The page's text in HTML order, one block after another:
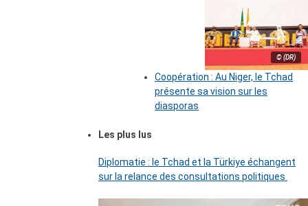
© (DR)
Coopération : Au Niger, le Tchad
présente sa vision sur les
diasporas
Les plus lus
Diplomatie : le Tchad et la Türkiye échangent
sur la relance des consultations politiques